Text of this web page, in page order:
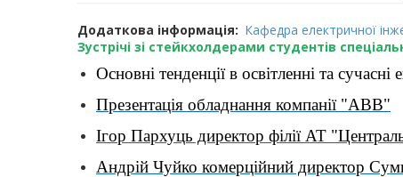
Додаткова інформація
Кафедра електричної
Зустрічі зі стейкхолдерами студентів
Основні тенденції в освітленні та
Презентація обладнання компанії "АВВ"
Ігор Пархуць директор філії АТ
Андрій Чуйко комерційний директор